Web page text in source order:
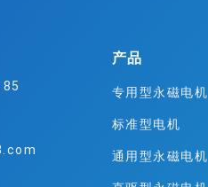
产品
专用型永磁电机
标准型电机
通用型永磁电机